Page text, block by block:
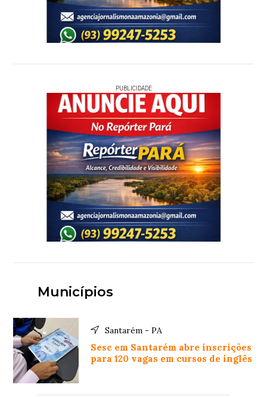
PUBLICIDADE
Municípios
Santarém - PA
Sesc em Santarém abre inscrições
para 120 vagas em cursos de inglês